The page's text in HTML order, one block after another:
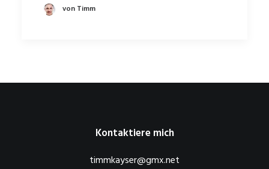
von Timm
Kontaktiere mich
timmkayser@gmx.net